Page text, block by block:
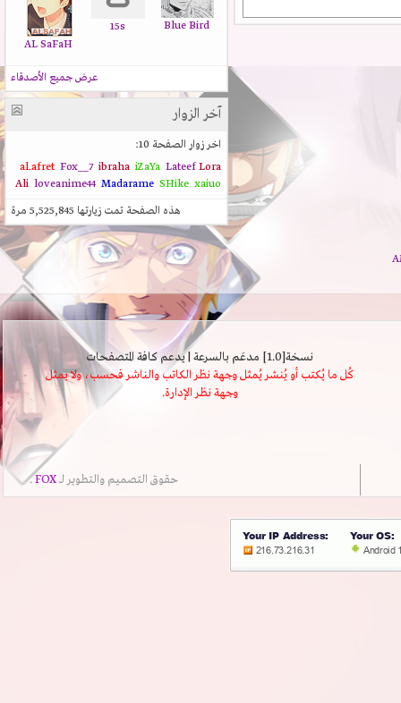
Blue Bird
15s
AL SaFaH
عرض جميع الأصدقاء
آخر الزوار
اخر زوار الصفحة 10:
al.afret
Fox__7 ibraha iZaYa LateefLora
Ali
loveanime44 Madarame SHike
xaiuo
هذه الصفحة تمت زيارتها5,525,845مرة
نسخة[1.0] مدعَم بالسرعة | يدعم كافة المتصفحات
كُل ما يُكتب أو يُنشر يُمثل وجهة نظر الكاتب والناشر فحسب، ولا يمثل
وجهة نظر الإدارة.
حقوق التصميم والتطوير لــFOX
.